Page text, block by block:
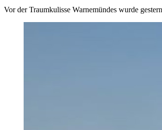
Vor der Traumkulisse Warnemündes wurde